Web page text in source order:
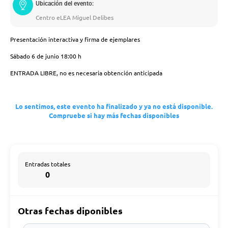
Ubicación del evento:
Centro eLEA Miguel Delibes
Presentación interactiva y firma de ejemplares
Sábado 6 de junio 18:00 h
ENTRADA LIBRE, no es necesaria obtención anticipada
Lo sentimos, este evento ha finalizado y ya no está disponible.
Compruebe si hay más fechas disponibles
Entradas totales
0
Otras fechas diponibles